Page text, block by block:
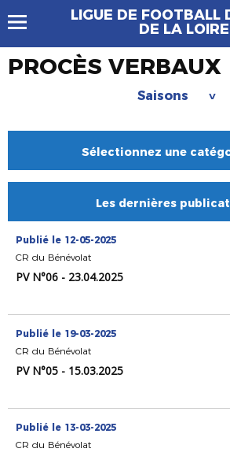
LIGUE DE FOOTBALL
DE LA LOIRE
PROCÈS VERBAUX
Saisons >
Sélectionnez une
Les dernières
Publié le 12-05-2025
CR du Bénévolat
PV N°06 - 23.04.2025
Publié le 19-03-2025
CR du Bénévolat
PV N°05 - 15.03.2025
Publié le 13-03-2025
CR du Bénévolat